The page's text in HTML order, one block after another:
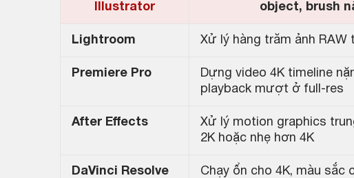
Illustrator
object, brush
Lightroom Xử lý hàng trăm ảnh RAW
Premiere Pro
Dựng video 4K timeline
playback mượt ở full-res
After Effects
Xử lý motion graphics
2K hoặc nhẹ hơn 4K
DaVinci Resolve
Chạy ổn cho 4K, màu sắc